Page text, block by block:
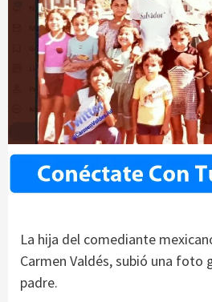
La hija del comediante
Carmen Valdés, subió una foto
padre.